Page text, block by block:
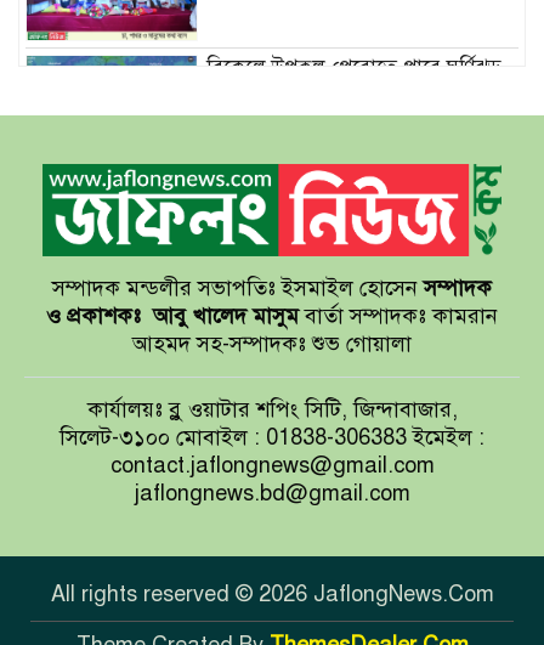
বিকেলে উপকূল পেরোতে পারে ঘূর্ণিঝড়
সেন্টমার্টিনের সব হোটেল-মোটেল-
রিসোর্টকে আশ্রয়কেন্দ্র ঘোষণা
বাখমুত পুনরুদ্ধারের দাবি ইউক্রেনের
আয়ারল্যান্ডের রানের পাহাড় টপকে
টাইগারদের জয়
সুখবর দিলেন জয়া আহসান
সম্পাদক মন্ডলীর সভাপতিঃ ইসমাইল হোসেনসম্পাদক
ও প্রকাশকঃ আবু খালেদ মাসুমবার্তা সম্পাদকঃ কামরান
আহমদ সহ-সম্পাদকঃ শুভ গোয়ালা
কার্যালয়ঃ ব্লু ওয়াটার শপিং সিটি, জিন্দাবাজার,
সিলেট-৩১০০ মোবাইল : 01838-306383 ইমেইল :
contact.jaflongnews@gmail.com
jaflongnews.bd@gmail.com
All rights reserved © 2026 JaflongNews.Com